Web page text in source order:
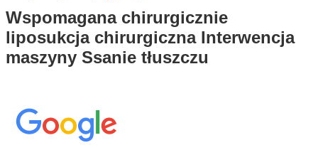
Wspomagana chirurgicznie
liposukcja chirurgiczna Interwencja
maszyny Ssanie tłuszczu